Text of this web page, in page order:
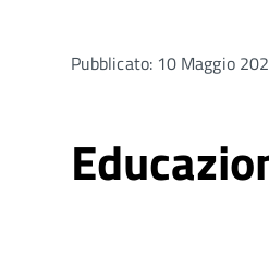
Pubblicato: 10 Maggio